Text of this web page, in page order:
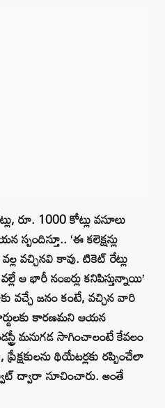
రూ. 1000 కోట్లు వసూలు
స్పందిస్తూ.. ‘ఈ కలెక్షన్లు
వచ్చినవి కావు. టికెట్ రేట్లు
ఆ భారీ నంబర్లు కనిపిస్తున్నాయి’
వచ్చే జనం కంటే, వచ్చిన వారి
కారణమని ఆయన
మనుగడ సాగించాలంటే కేవలం
థియేటర్లకు రప్పించేలా
ద్వారా సూచించారు. అంతే